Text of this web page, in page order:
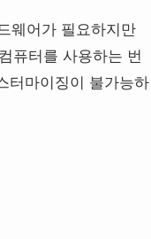
웨어가 필요하지만
퓨터를 사용하는 번
터마이징이 불가능하